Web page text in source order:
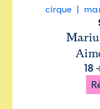
cirque
18